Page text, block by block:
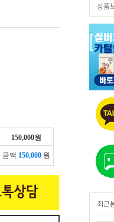
상품
최근
150,000원
금액 150,000 원